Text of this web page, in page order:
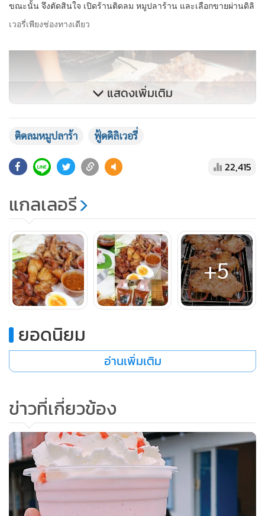
ขณะนั้น จึงตัดสินใจ เปิดร้านติดลม หมูปลาร้าน และเลือกขายผ่านดิลิ
เวอรี่เพียงช่องทางเดียว
ไม่ว่าจะเป็นการนำข้าวต้มมาให้บริการเดลิเวอรี่เป็นไปได้ยาก เพราะ
เป็นอาหารที่ต้องนั่งกินที่ร้าน และร้านมีพื้นที่นั่งจำกัด เวลาลูกค้ามา
พร้อมๆ กัน ก็ไม่เพียงพอ การขยายสาขาก็ต้องใช้เงินทุนสูงเพราะการ
เปิดร้านข้าวต้มแต่ละครั้งต้องใช้พื้นที่
แสดงเพิ่มเติม
ติดลมหมูปลาร้า ฟู้ดดิลิเวอรี่
22,415
แกลเลอรี
+5
ยอดนิยม
อ่านเพิ่มเติม
ข่าวที่เกี่ยวข้อง